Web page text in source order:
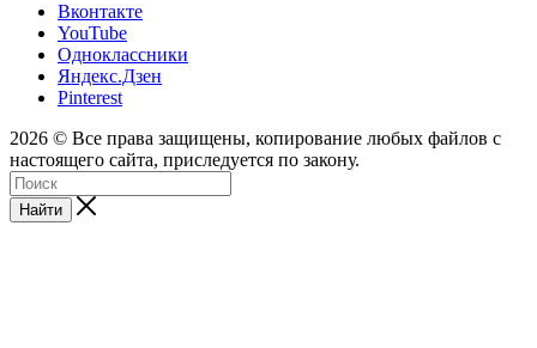
Вконтакте
YouTube
Одноклассники
Яндекс.Дзен
Pinterest
2026 © Все права защищены, копирование любых файлов с
настоящего сайта, приследуется по закону.
Найти